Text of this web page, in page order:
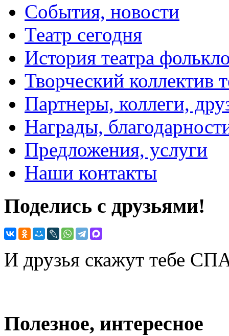
События, новости
Театр сегодня
История театра
Творческий коллектив
Партнеры, коллеги,
Награды,
Предложения, услуги
Наши контакты
Поделись с друзьями!
И друзья скажут тебе
Полезное, интересное